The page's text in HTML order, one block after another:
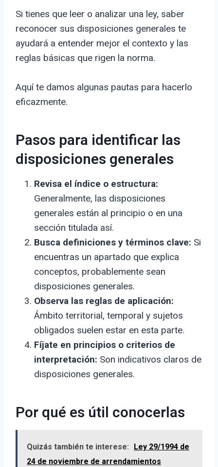
Si tienes que leer o analizar una ley, saber
reconocer sus disposiciones generales te
ayudará a entender mejor el contexto y las
reglas básicas que rigen la norma.
Aquí te damos algunas pautas para hacerlo
eficazmente.
Pasos para identificar las
disposiciones generales
Revisa el índice o estructura:
Generalmente, las disposiciones
generales están al principio o en una
sección titulada así.
Busca definiciones y términos clave: Si
encuentras un apartado que explica
conceptos, probablemente sean
disposiciones generales.
Observa las reglas de aplicación:
Ámbito territorial, temporal y sujetos
obligados suelen estar en esta parte.
Fíjate en principios o criterios de
interpretación: Son indicativos claros de
disposiciones generales.
Por qué es útil conocerlas
Quizás también te interese:
Ley 29/1994 de
24 de noviembre de arrendamientos